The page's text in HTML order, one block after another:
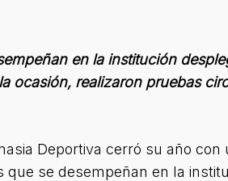
en la institución
ocasión, realizaron pruebas
Deportiva cerró su año
que se desempeñan en la